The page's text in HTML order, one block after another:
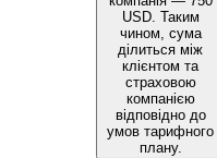
USD. Таким
чином, сума
ділиться між
клієнтом та
страховою
компанією
відповідно до
умов тарифного
плану.